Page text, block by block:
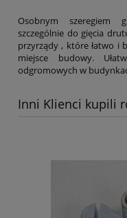
Osobnym szeregiem
szczególnie do gięcia
przyrządy , które łatwo i
miejsce budowy.
odgromowych w
Inni Klienci kupili